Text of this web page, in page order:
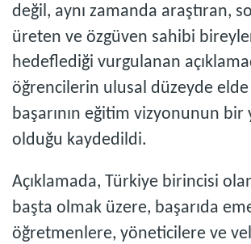
değil, aynı zamanda araştıran,
üreten ve özgüven sahibi
hedeflediği vurgulanan
öğrencilerin ulusal düzeyde
başarının eğitim vizyonunun bir
olduğu kaydedildi.
Açıklamada, Türkiye birincisi
başta olmak üzere, başarıda
öğretmenlere, yöneticilere ve